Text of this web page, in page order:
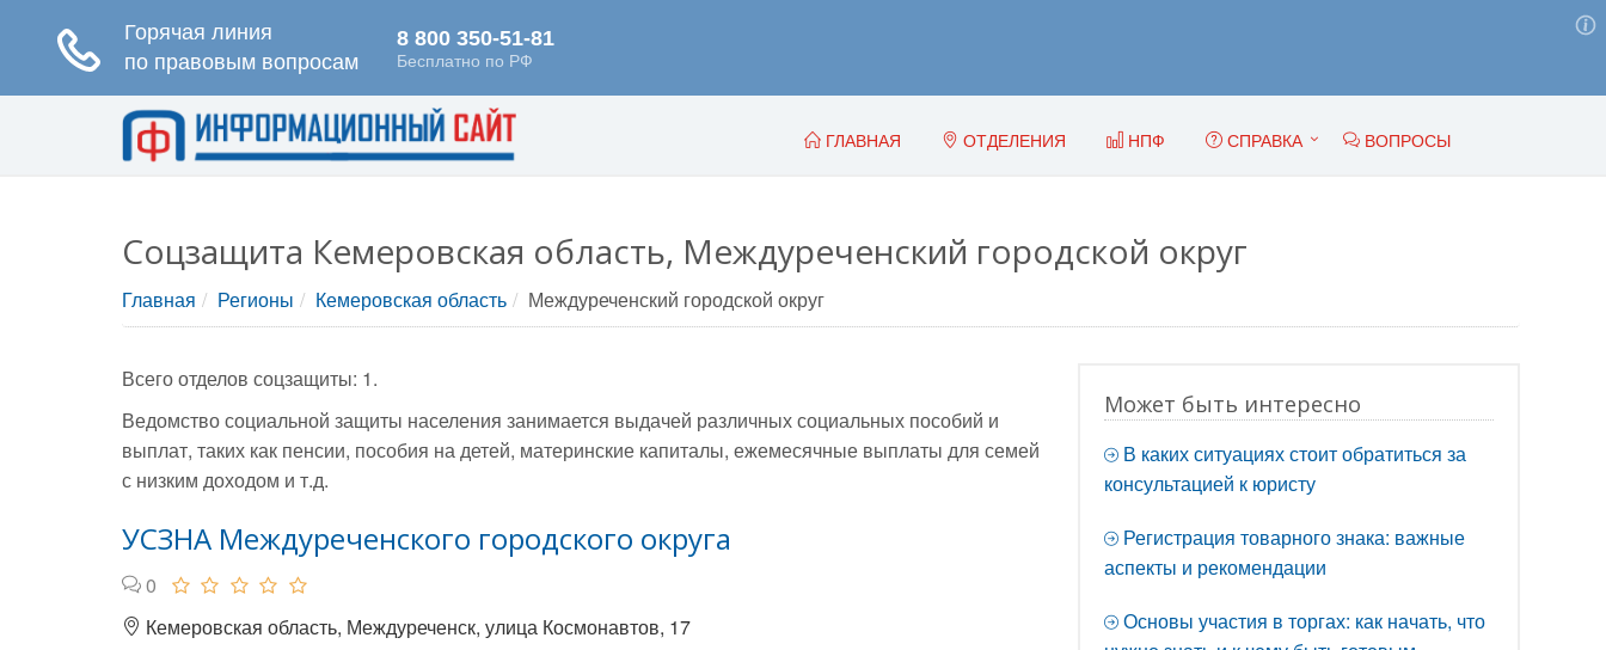
ГЛАВНАЯ ОТДЕЛЕНИЯ НПФ СПРАВКА ВОПРОСЫ
Соцзащита Кемеровская область, Междуреченский городской округ
Главная Регионы Кемеровская область Междуреченский городской округ
Всего отделов соцзащиты: 1.
Ведомство социальной защиты населения занимается выдачей различных социальных пособий и
выплат, таких как пенсии, пособия на детей, материнские капиталы, ежемесячные выплаты для семей
с низким доходом и т.д.
УСЗНА Междуреченского городского округа
0
Кемеровская область, Междуреченск, улица Космонавтов, 17
Может быть интересно
В каких ситуациях стоит обратиться за
консультацией к юристу
Регистрация товарного знака: важные
аспекты и рекомендации
Основы участия в торгах: как начать, что